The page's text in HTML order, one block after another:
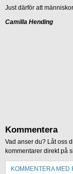
Just därför att
Camilla Hending
Kommentera
Vad anser du? Låt oss
kommentarer direkt på
KOMMENTERA MED